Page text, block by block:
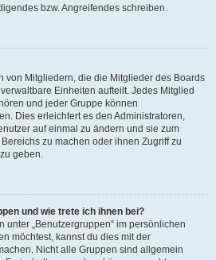
bzw. Angreifendes schreiben.
von Mitgliedern, die die Mitglieder des Boards
Einheiten aufteilt. Jedes Mitglied
und jeder Gruppe können
Dies erleichtert es den Administratoren,
auf einmal zu ändern und sie zum
zu machen oder ihnen Zugriff zu
geben.
und wie trete ich ihnen bei?
unter „Benutzergruppen“ im persönlichen
möchtest, kannst du dies mit der
Nicht alle Gruppen sind allgemein